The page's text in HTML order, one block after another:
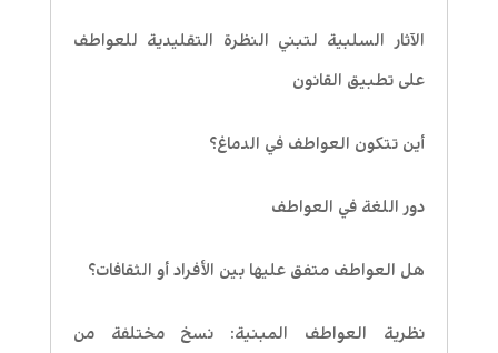
الآثار السلبية لتبني النظرة التقليدية للعواطف
على تطبيق القانون
أين تتكون العواطف في الدماغ؟
دور اللغة في العواطف
هل العواطف متفق عليها بين الأفراد أو الثقافات؟
نظرية العواطف المبنية: نسخ مختلفة من